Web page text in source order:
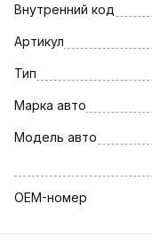
Внутренний код
Артикул
Тип
Марка авто
Модель авто
OEM-номер